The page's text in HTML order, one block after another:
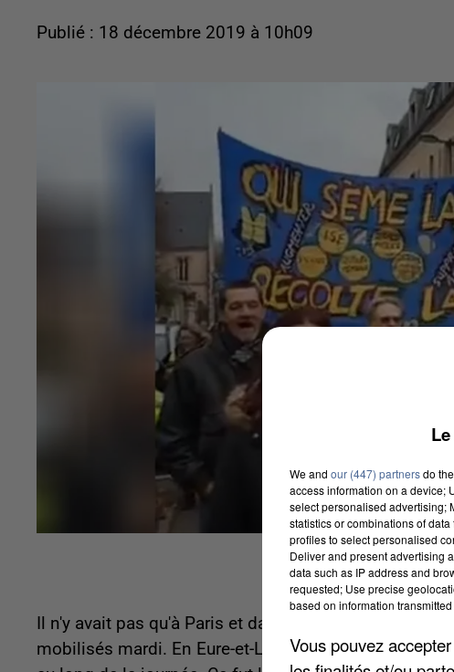
Publié : 18 décembre 2019 à 10h09
Il n'y avait pas qu'à Paris et dans les grandes villes
mobilisés mardi. En Eure-et-Loir aussi de nombreux
We and our (447) partnersdo
access information on a device;
select personalised advertising;
statistics or combinations of
profiles to select personalised
Deliver and present advertising
data such as IP address and
requested; Use precise
based on information
Vous pouvez